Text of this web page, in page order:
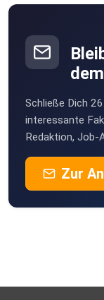
Schließe Dich
interessante
Redaktion, Job-
Zur